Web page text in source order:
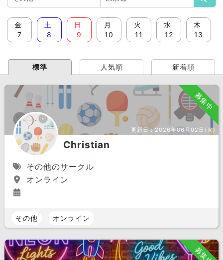
金
7
土
8
日
9
月
10
火
11
水
12
木
13
標準 人気順 新着順
募集中
更新日：2026年06月02日(火)
Christian
その他のサークル
オンライン
その他 オンライン